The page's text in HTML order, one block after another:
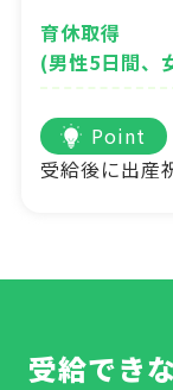
育休取得
(男性5日間、
Point
受給後に出産
受給でき